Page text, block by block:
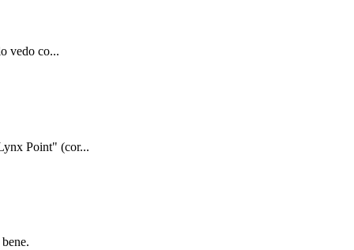
vedo co...
Point" (cor...